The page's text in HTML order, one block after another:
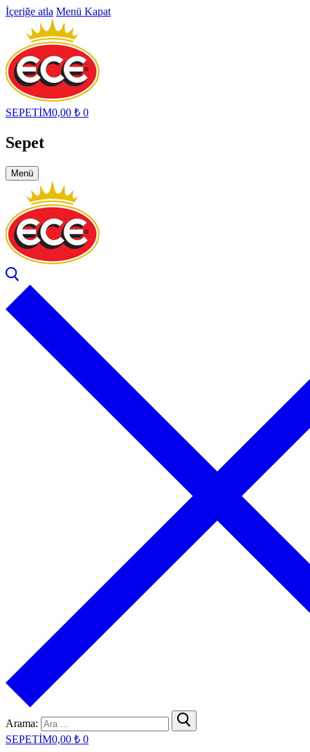
İçeriğe atla Menü Kapat
SEPETİM0,00 ₺ 0
Sepet
Menü
Arama:
SEPETİM0,00 ₺ 0